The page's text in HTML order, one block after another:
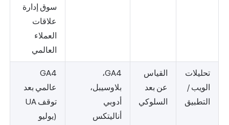
سوق إدارة
علاقات
العملاء
العالمي
تحليلات
الويب /
التطبيق
القياس
عن بعد
السلوكي
GA4،
بلاوسيبل،
أدوبي
أناليتكس
GA4
عالمي بعد
توقف UA
(يوليو